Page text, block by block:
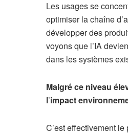
Les usages se
optimiser la chaîne
développer des
voyons que l’IA
dans les systèmes
Malgré ce niveau
l’impact
C’est effectivement